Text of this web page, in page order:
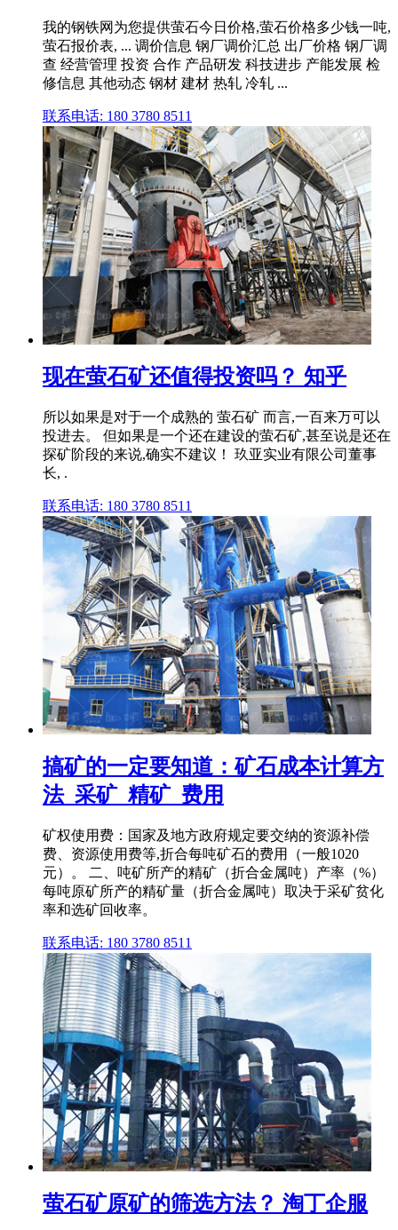
我的钢铁网为您提供萤石今日价格,萤石价格多少钱一吨,
萤石报价表, ... 调价信息 钢厂调价汇总 出厂价格 钢厂调
查 经营管理 投资 合作 产品研发 科技进步 产能发展 检
修信息 其他动态 钢材 建材 热轧 冷轧 ...
联系电话: 180 3780 8511
现在萤石矿还值得投资吗？ 知乎
所以如果是对于一个成熟的 萤石矿 而言,一百来万可以
投进去。 但如果是一个还在建设的萤石矿,甚至说是还在
探矿阶段的来说,确实不建议！ 玖亚实业有限公司董事
长, .
联系电话: 180 3780 8511
搞矿的一定要知道：矿石成本计算方
法_采矿_精矿_费用
矿权使用费：国家及地方政府规定要交纳的资源补偿
费、资源使用费等,折合每吨矿石的费用（一般1020
元）。 二、吨矿所产的精矿（折合金属吨）产率（%）
每吨原矿所产的精矿量（折合金属吨）取决于采矿贫化
率和选矿回收率。
联系电话: 180 3780 8511
萤石矿原矿的筛选方法？ 淘丁企服